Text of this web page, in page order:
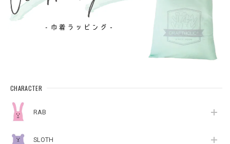
CHARACTER
RAB
SLOTH